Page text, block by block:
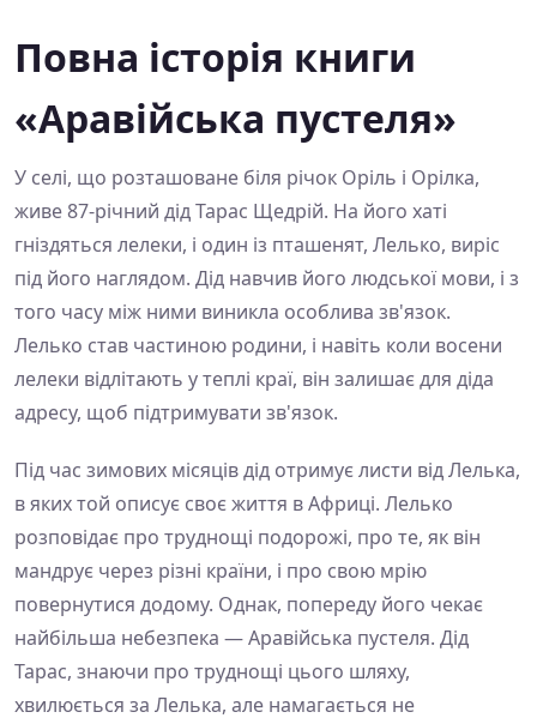
Повна історія книги
«Аравійська пустеля»
У селі, що розташоване біля річок Оріль і Орілка,
живе 87-річний дід Тарас Щедрій. На його хаті
гніздяться лелеки, і один із пташенят, Лелько, виріс
під його наглядом. Дід навчив його людської мови, і з
того часу між ними виникла особлива зв'язок.
Лелько став частиною родини, і навіть коли восени
лелеки відлітають у теплі краї, він залишає для діда
адресу, щоб підтримувати зв'язок.
Під час зимових місяців дід отримує листи від Лелька,
в яких той описує своє життя в Африці. Лелько
розповідає про труднощі подорожі, про те, як він
мандрує через різні країни, і про свою мрію
повернутися додому. Однак, попереду його чекає
найбільша небезпека — Аравійська пустеля. Дід
Тарас, знаючи про труднощі цього шляху,
хвилюється за Лелька, але намагається не